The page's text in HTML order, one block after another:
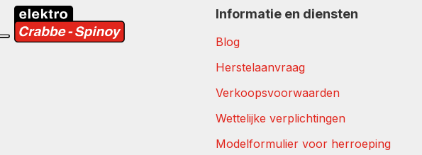
Informatie en diensten
Blog
Herstelaanvraag
Verkoopsvoorwaarden
Wettelijke verplichtingen
Modelformulier voor herroeping